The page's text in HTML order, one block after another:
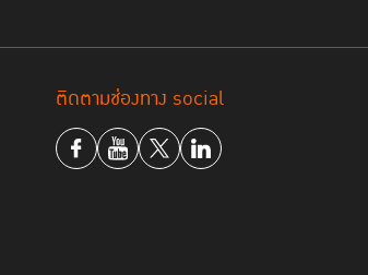
ติดตามช่องทาง social